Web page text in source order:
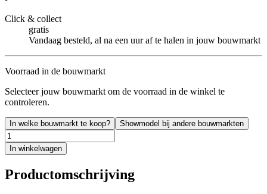
Click & collect
gratis
Vandaag besteld, al na een uur af te halen in jouw bouwmarkt
Voorraad in de bouwmarkt
Selecteer jouw bouwmarkt om de voorraad in de winkel te
controleren.
In welke bouwmarkt te koop? Showmodel bij andere bouwmarkten
In winkelwagen
Productomschrijving